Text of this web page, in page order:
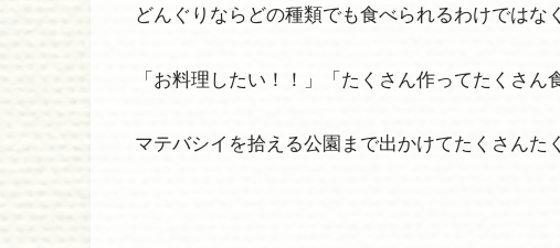
どんぐりならどの種類でも食べられるわけではな
「お料理したい！！」「たくさん作ってたくさん
マテバシイを拾える公園まで出かけてたくさんた